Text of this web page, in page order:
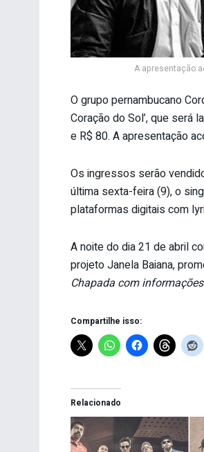
A apresentação
O grupo pernambucano
Coração do Sol’, que será
e R$ 80. A apresentação
Os ingressos serão
última sexta-feira (9), o
plataformas digitais com
A noite do dia 21 de abril
projeto Janela Baiana,
Chapada com
Compartilhe isso:
Relacionado